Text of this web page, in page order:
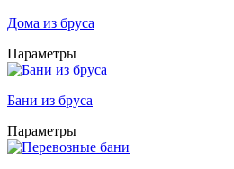
Дома из бруса
Параметры
Бани из бруса
Параметры